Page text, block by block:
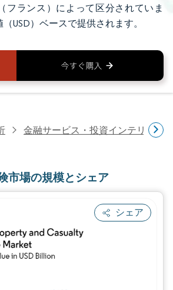
フランス）によって区分されていま
USD）ベースで提供されます。
金融サービス・投資インテリジェ
市場の規模とシェア
シェア